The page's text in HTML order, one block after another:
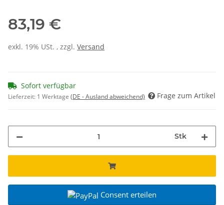
83,19 €
exkl. 19% USt. , zzgl. Versand
Sofort verfügbar
Lieferzeit: 1 Werktage (DE - Ausland abweichend) Frage zum Artikel
Stk
Consent erteilen